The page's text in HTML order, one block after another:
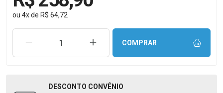
ou 4xde R$ 64,72
REMOVER UMA UNIDADEAUMENTAR UMA UNIDADE
COMPRAR
DESCONTO CONVÊNIO